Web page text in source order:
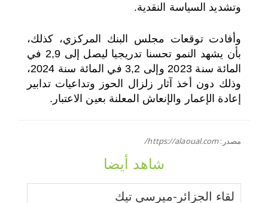
وتشديد السياسة النقدية.
وأفادت توقعات مجلس البنك المركزي، كذلك،
بأن يشهد النمو تحسنا تدريجيا ليصل إلى 2,9 في
المائة سنة 2023 وإلى 3,2 في المائة سنة 2024،
وذلك دون أخذ آثار زلزال الحوز وتداعيات تدابير
إعادة الإعمار والإنعاش المعلنة بعين الاعتبار.
مصدر:https://alaoual.com/
شاهد أيضا
لقاء الجزائر-ميرسي تيك